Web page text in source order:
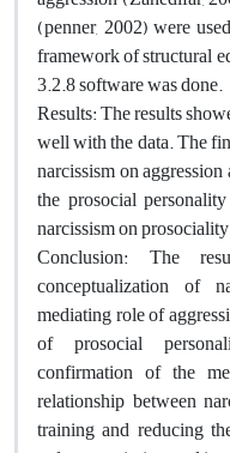
(penner, 2002) were
framework of structural
3.2.8 software was done.
Results: The results
well with the data. The
narcissism on
the prosocial
narcissism on
Conclusion: The
conceptualization of
mediating role of
of prosocial
confirmation of the
relationship between
training and reducing